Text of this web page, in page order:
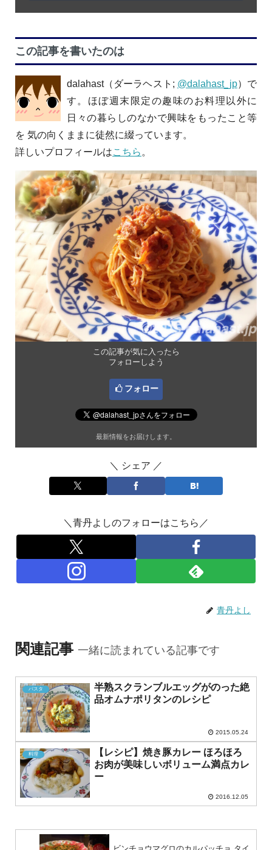
この記事を書いたのは
dalahast（ダーラヘスト; @dalahast_jp）で
す。ほぼ週末限定の趣味のお料理以外に
日々の暮らしのなかで興味をもったこと等
を 気の向くままに徒然に綴っています。
詳しいプロフィールはこちら 。
この記事が気に入ったら
フォローしよう
フォロー
最新情報をお届けします。
＼ シェア ／
＼青丹よしのフォローはこちら／
青丹よし
関連記事 一緒に読まれている記事です
パスタ
半熟スクランブルエッグがのった絶
品オムナポリタンのレシピ
2015.05.24
料理
【レシピ】焼き豚カレー ほろほろ
お肉が美味しいボリューム満点カレ
ー
2016.12.05